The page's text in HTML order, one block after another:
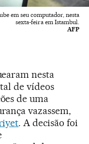
em seu computador, nesta
sexta-feira em Istambul.
AFP
nesta
de vídeos
de uma
vazassem,
. A decisão foi